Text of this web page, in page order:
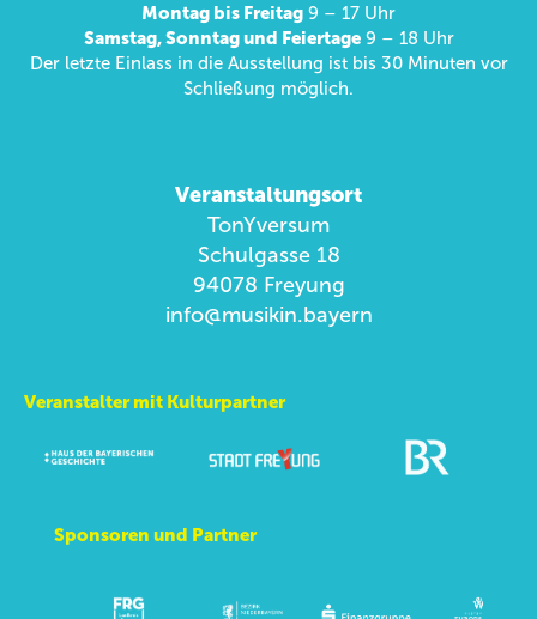
Montag bis Freitag 9 – 17 Uhr
Samstag, Sonntag und Feiertage9 – 18 Uhr
Der letzte Einlass in die Ausstellung ist bis 30 Minuten vor
Schließung möglich.
Veranstaltungsort
TonYversum
Schulgasse 18
94078 Freyung
info@musikin.bayern
Veranstalter mit Kulturpartner
Sponsoren und Partner